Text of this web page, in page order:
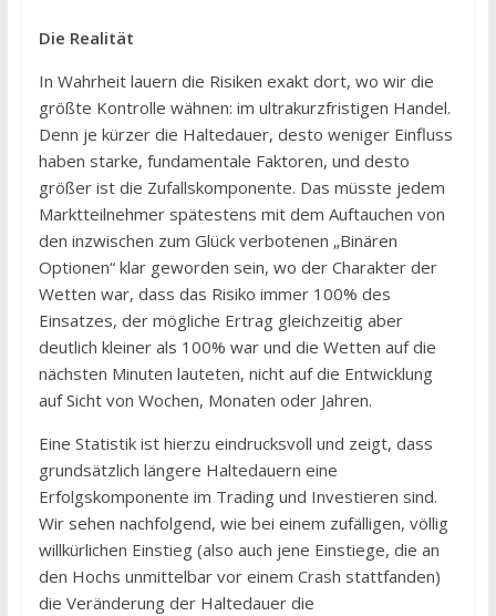
Die Realität
In Wahrheit lauern die Risiken exakt dort, wo wir die
größte Kontrolle wähnen: im ultrakurzfristigen Handel.
Denn je kürzer die Haltedauer, desto weniger Einfluss
haben starke, fundamentale Faktoren, und desto
größer ist die Zufallskomponente. Das müsste jedem
Marktteilnehmer spätestens mit dem Auftauchen von
den inzwischen zum Glück verbotenen „Binären
Optionen“ klar geworden sein, wo der Charakter der
Wetten war, dass das Risiko immer 100% des
Einsatzes, der mögliche Ertrag gleichzeitig aber
deutlich kleiner als 100% war und die Wetten auf die
nächsten Minuten lauteten, nicht auf die Entwicklung
auf Sicht von Wochen, Monaten oder Jahren.
Eine Statistik ist hierzu eindrucksvoll und zeigt, dass
grundsätzlich längere Haltedauern eine
Erfolgskomponente im Trading und Investieren sind.
Wir sehen nachfolgend, wie bei einem zufälligen, völlig
willkürlichen Einstieg (also auch jene Einstiege, die an
den Hochs unmittelbar vor einem Crash stattfanden)
die Veränderung der Haltedauer die